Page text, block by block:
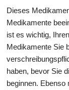
Dieses
Medikamente
ist es wichtig,
Medikamente Sie
haben, bevor Sie
beginnen. Ebenso